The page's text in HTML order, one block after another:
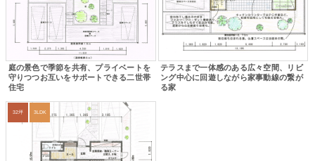
庭の景色で季節を共有、プライベートを
守りつつお互いをサポートできる二世帯
住宅
テラスまで一体感のある広々空間、リビ
ング中心に回遊しながら家事動線の繋が
る家
32坪 3LDK